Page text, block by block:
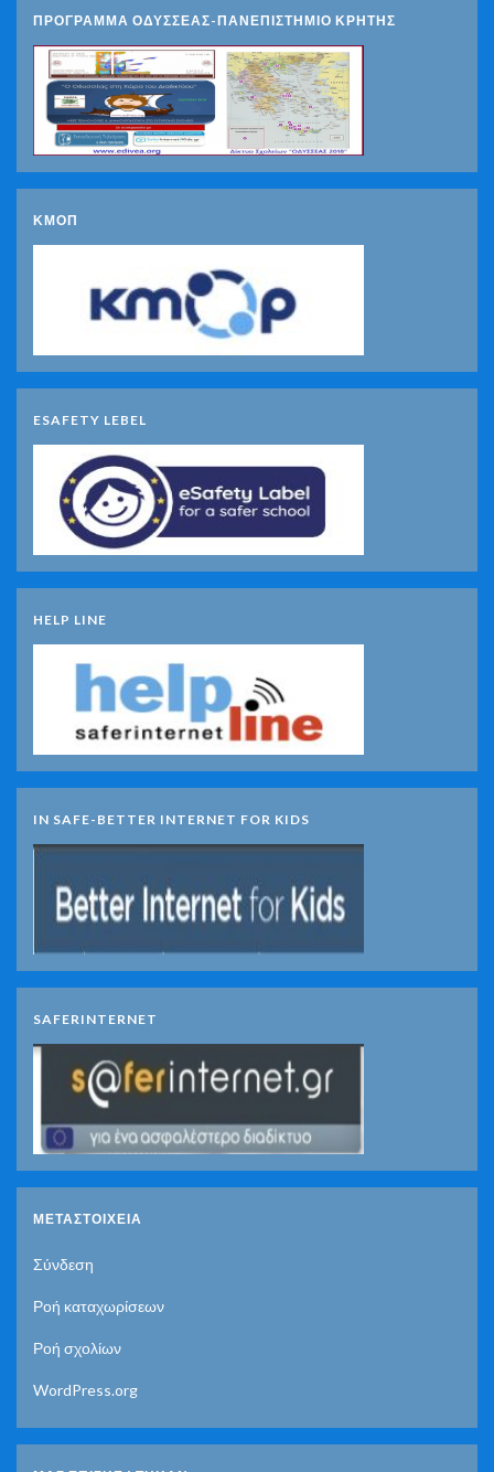
ΠΡΟΓΡΑΜΜΑ ΟΔΥΣΣΕΑΣ-ΠΑΝΕΠΙΣΤΗΜΙΟ ΚΡΗΤΗΣ
ΚΜΟΠ
ESAFETY LEBEL
HELP LINE
IN SAFE-BETTER INTERNET FOR KIDS
SAFERINTERNET
ΜΕΤΑΣΤΟΙΧΕΊΑ
Σύνδεση
Ροή καταχωρίσεων
Ροή σχολίων
WordPress.org